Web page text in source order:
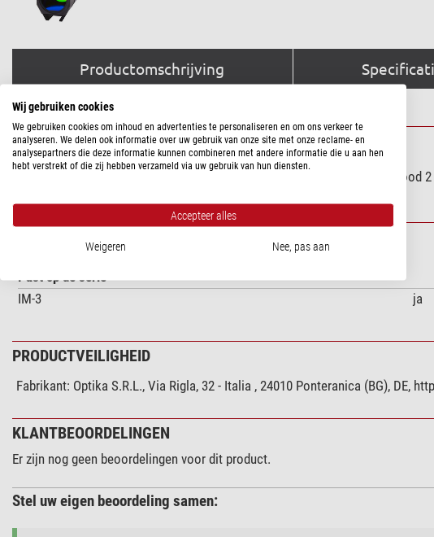
Productomschrijving
PRODUCTOMSCHRIJVING
Optika LED Fluorescentie Cube (LED + filterset) voor IM-3LD4, M-1235, Rood
SPECIFICATIES
Past op de serie
IM-3
ja
PRODUCTVEILIGHEID
Fabrikant: Optika S.R.L., Via Rigla, 32 - Italia , 24010 Ponteranica (BG), DE,
KLANTBEOORDELINGEN
Er zijn nog geen beoordelingen voor dit product.
Stel uw eigen beoordeling samen:
Wij gebruiken cookies
We gebruiken cookies om inhoud en advertenties te personaliseren en om ons verkeer te
analyseren. We delen ook informatie over uw gebruik van onze site met onze reclame- en
analysepartners die deze informatie kunnen combineren met andere informatie die u aan hen
hebt verstrekt of die zij hebben verzameld via uw gebruik van hun diensten.
Accepteer alles
Weigeren Nee, pas aan